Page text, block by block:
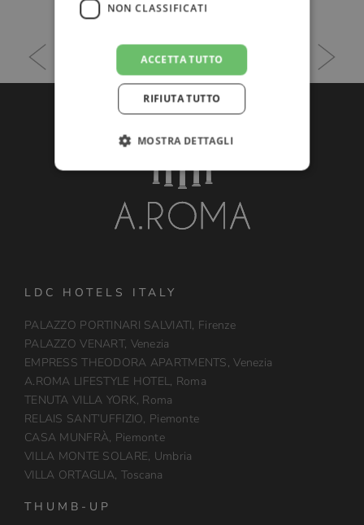
SCOPRI DI PIÙ
LDC HOTELS ITALY
PALAZZO PORTINARI SALVIATI, Firenze
PALAZZO VENART, Venezia
EMPRESS THEODORA APARTMENTS, Venezia
A.ROMA LIFESTYLE HOTEL, Roma
TENUTA VILLA YORK, Roma
RELAIS SANT’UFFIZIO, Piemonte
CASA MUNFRÀ, Piemonte
VILLA MONTE SOLARE, Umbria
VILLA ORTAGLIA, Toscana
THUMB-UP
NON CLASSIFICATI
ACCETTA TUTTO
RIFIUTA TUTTO
MOSTRA DETTAGLI